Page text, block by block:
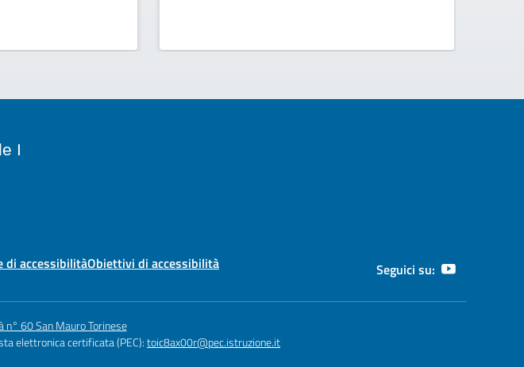
I
di accessibilitàObiettivi di accessibilità Seguici su:
60 San Mauro Torinese
elettronica certificata (PEC):toic8ax00r@pec.istruzione.it